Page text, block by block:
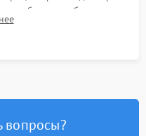
работоспособности всех
подключения.
вопросы?